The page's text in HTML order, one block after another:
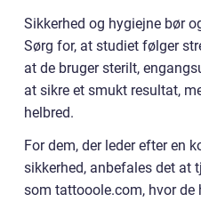
Sikkerhed og hygiejne bør
Sørg for, at studiet følger
at de bruger sterilt,
at sikre et smukt resultat,
helbred.
For dem, der leder efter en
sikkerhed, anbefales det at
som tattooole.com, hvor de